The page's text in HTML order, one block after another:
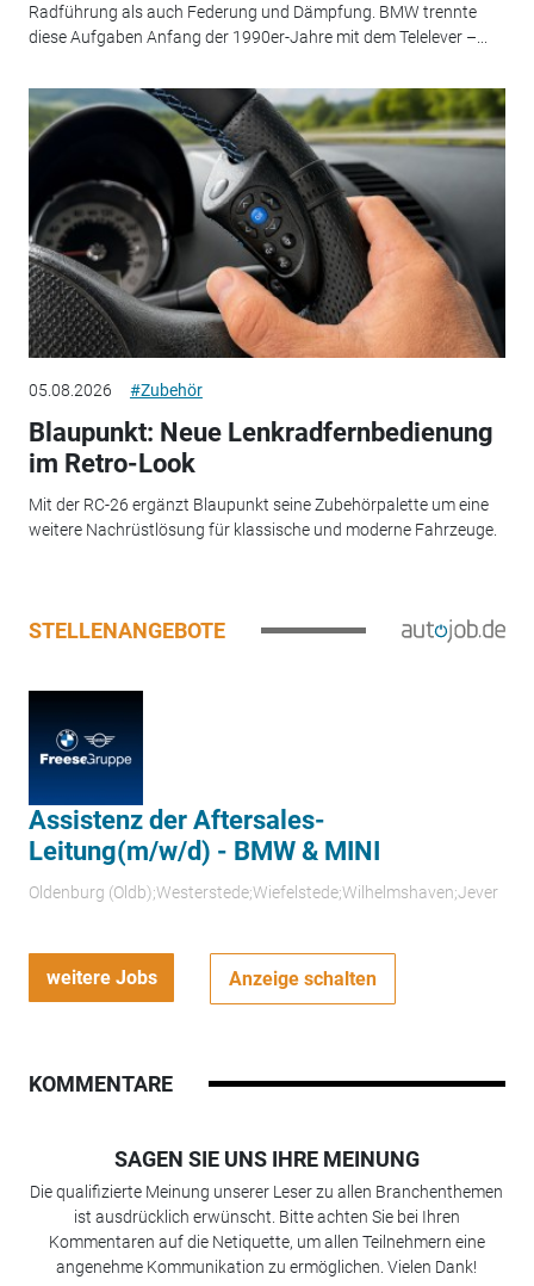
Radführung als auch Federung und Dämpfung. BMW trennte
diese Aufgaben Anfang der 1990er-Jahre mit dem Telelever –...
05.08.2026 #Zubehör
Blaupunkt: Neue Lenkradfernbedienung
im Retro-Look
Mit der RC-26 ergänzt Blaupunkt seine Zubehörpalette um eine
weitere Nachrüstlösung für klassische und moderne Fahrzeuge.
STELLENANGEBOTE
Assistenz der Aftersales-
Leitung(m/w/d) - BMW & MINI
Oldenburg (Oldb);Westerstede;Wiefelstede;Wilhelmshaven;Jever
weitere Jobs Anzeige schalten
KOMMENTARE
SAGEN SIE UNS IHRE MEINUNG
Die qualifizierte Meinung unserer Leser zu allen Branchenthemen
ist ausdrücklich erwünscht. Bitte achten Sie bei Ihren
Kommentaren auf die Netiquette, um allen Teilnehmern eine
angenehme Kommunikation zu ermöglichen. Vielen Dank!